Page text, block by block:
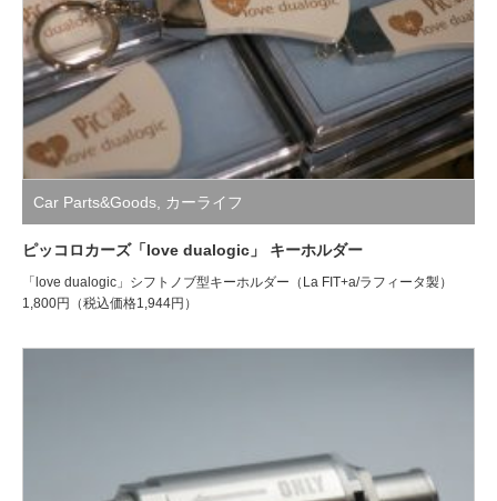
Car Parts&Goods カーライフ
ピッコロカーズ「love dualogic」 キーホルダー
「love dualogic」シフトノブ型キーホルダー（La FIT+a/ラフィータ製）
1,800円（税込価格1,944円）